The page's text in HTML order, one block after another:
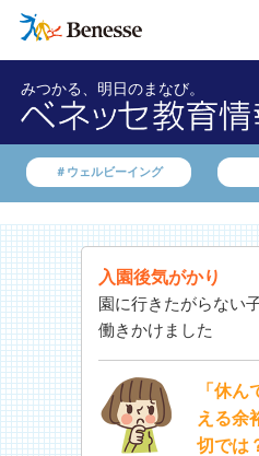
みつかる、明日のまなび。
＃ウェルビーイング
入園後気がかり
園に行きたがらない
働きかけました
「休
える余
切では